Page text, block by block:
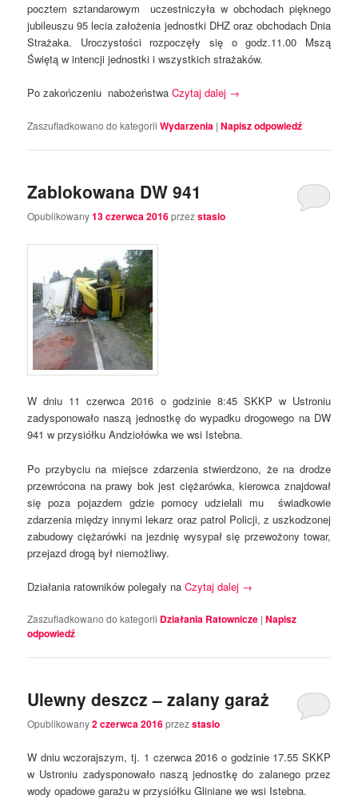
pocztem sztandarowym uczestniczyła w obchodach pięknego
jubileuszu 95 lecia założenia jednostki DHZ oraz obchodach Dnia
Strażaka. Uroczystości rozpoczęły się o godz.11.00 Mszą
Świętą w intencji jednostki i wszystkich strażaków.
Po zakończeniu nabożeństwaCzytaj dalej →
Zaszufladkowano do kategorii Wydarzenia | Napisz odpowiedź
Zablokowana DW 941
Opublikowany13 czerwca 2016przezstasio
W dniu 11 czerwca 2016 o godzinie 8:45 SKKP w Ustroniu
zadysponowało naszą jednostkę do wypadku drogowego na DW
941 w przysiółku Andziołówka we wsi Istebna.
Po przybyciu na miejsce zdarzenia stwierdzono, że na drodze
przewrócona na prawy bok jest ciężarówka, kierowca znajdował
się poza pojazdem gdzie pomocy udzielali mu świadkowie
zdarzenia między innymi lekarz oraz patrol Policji, z uszkodzonej
zabudowy ciężarówki na jezdnię wysypał się przewożony towar,
przejazd drogą był niemożliwy.
Działania ratowników polegały naCzytaj dalej →
Zaszufladkowano do kategorii Działania Ratownicze | Napisz
odpowiedź
Ulewny deszcz – zalany garaż
Opublikowany2 czerwca 2016przezstasio
W dniu wczorajszym, tj. 1 czerwca 2016 o godzinie 17.55 SKKP
w Ustroniu zadysponowało naszą jednostkę do zalanego przez
wody opadowe garażu w przysiółku Gliniane we wsi Istebna.